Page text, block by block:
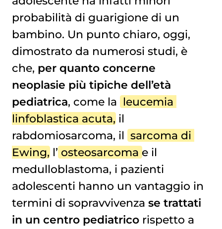
probabilità di guarigione di un
bambino. Un punto chiaro, oggi,
dimostrato da numerosi studi, è
che, per quanto concerne
neoplasie più tipiche dell’età
pediatrica, come la leucemia
linfoblastica acuta, il
rabdomiosarcoma, il sarcoma di
Ewing, l’ osteosarcoma e il
medulloblastoma, i pazienti
adolescenti hanno un vantaggio in
termini di sopravvivenza se trattati
in un centro pediatricorispetto a